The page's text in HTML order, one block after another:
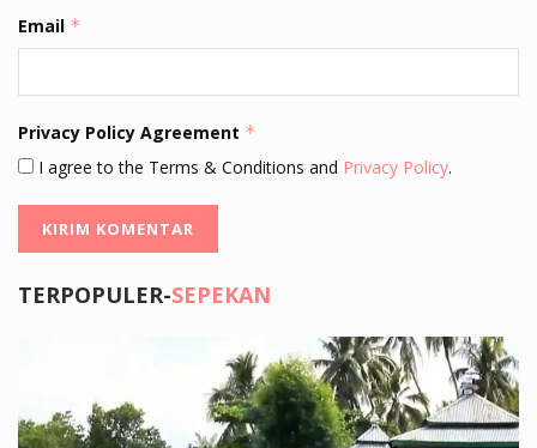
Email *
Privacy Policy Agreement *
I agree to the Terms & Conditions and Privacy Policy.
TERPOPULER-SEPEKAN